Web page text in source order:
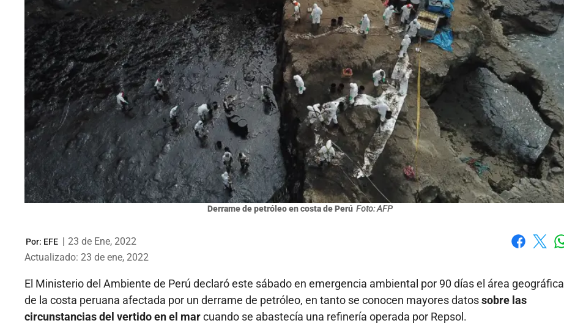
Derrame de petróleo en costa de Perú Foto: AFP
Por: EFE | 23 de Ene, 2022
Actualizado: 23 de ene, 2022
El Ministerio del Ambiente de Perú declaró este sábado en emergencia ambiental por 90 días el área geográfica
de la costa peruana afectada por un derrame de petróleo, en tanto se conocen mayores datossobre las
circunstancias del vertido en el marcuando se abastecía una refinería operada por Repsol.